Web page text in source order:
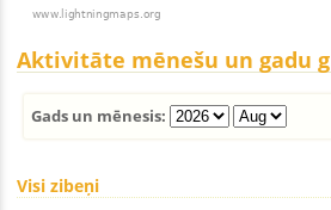
Aktivitāte mēnešu un gadu
Gads un mēnesis:
Visi zibeņi